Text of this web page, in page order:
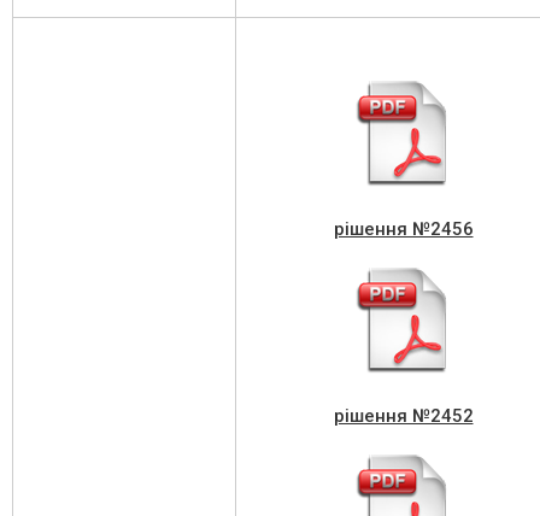
рішення №2456
рішення №2452